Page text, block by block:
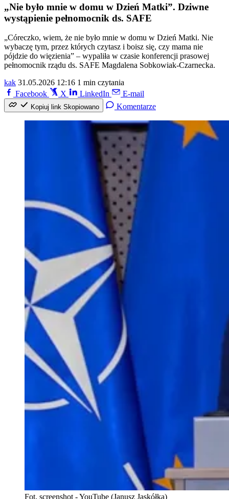
„Nie było mnie w domu w Dzień Matki”. Dziwne
wystąpienie pełnomocnik ds. SAFE
„Córeczko, wiem, że nie było mnie w domu w Dzień Matki. Nie
wybaczę tym, przez których czytasz i boisz się, czy mama nie
pójdzie do więzienia” – wypaliła w czasie konferencji prasowej
pełnomocnik rządu ds. SAFE Magdalena Sobkowiak-Czarnecka.
kak 31.05.2026 12:16 1 min czytania
Facebook
X LinkedIn E-mail
Kopiuj link Skopiowano Komentarze
Fot. screenshot - YouTube (Janusz Jaskółka)